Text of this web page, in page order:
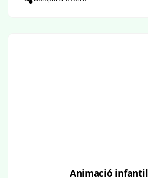
Animació infantil